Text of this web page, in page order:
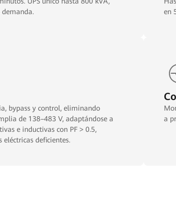
en
bypass y control, eliminando
eléctricas deficientes.
a